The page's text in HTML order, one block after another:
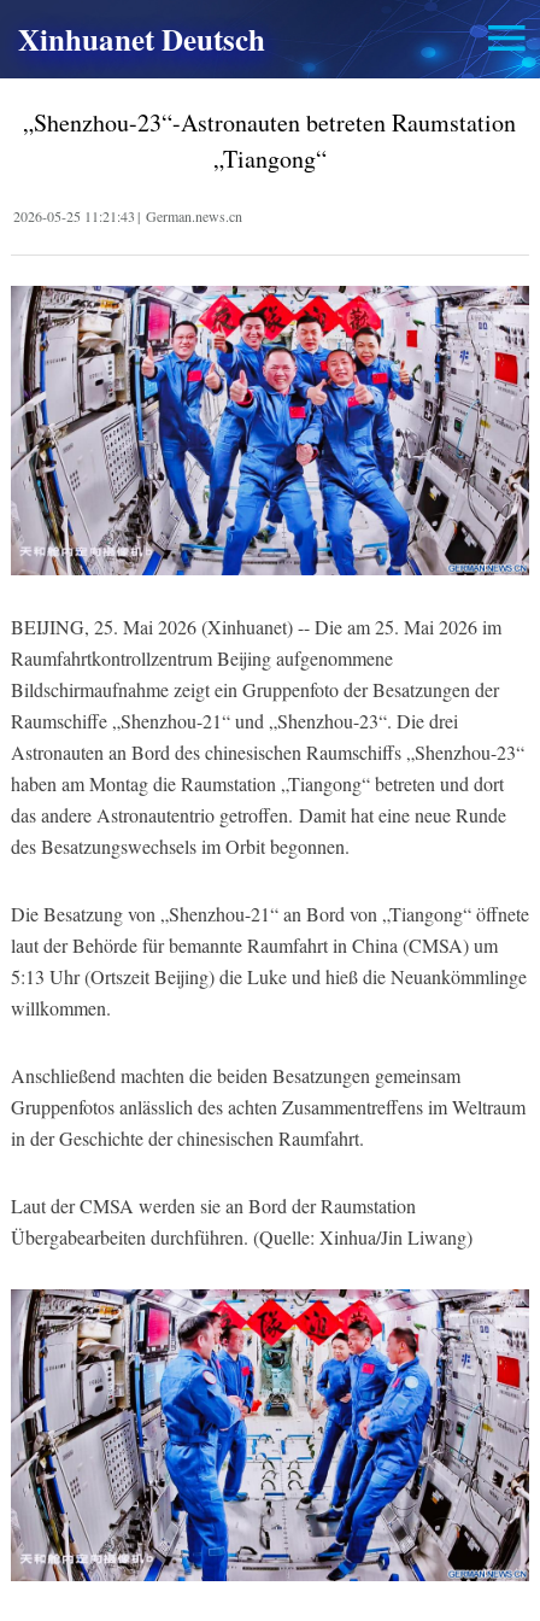
Xinhuanet Deutsch
„Shenzhou-23“-Astronauten betreten Raumstation
„Tiangong“
2026-05-25 11:21:43| German.news.cn
BEIJING, 25. Mai 2026 (Xinhuanet) -- Die am 25. Mai 2026 im
Raumfahrtkontrollzentrum Beijing aufgenommene
Bildschirmaufnahme zeigt ein Gruppenfoto der Besatzungen der
Raumschiffe „Shenzhou-21“ und „Shenzhou-23“. Die drei
Astronauten an Bord des chinesischen Raumschiffs „Shenzhou-23“
haben am Montag die Raumstation „Tiangong“ betreten und dort
das andere Astronautentrio getroffen. Damit hat eine neue Runde
des Besatzungswechsels im Orbit begonnen.
Die Besatzung von „Shenzhou-21“ an Bord von „Tiangong“ öffnete
laut der Behörde für bemannte Raumfahrt in China (CMSA) um
5:13 Uhr (Ortszeit Beijing) die Luke und hieß die Neuankömmlinge
willkommen.
Anschließend machten die beiden Besatzungen gemeinsam
Gruppenfotos anlässlich des achten Zusammentreffens im Weltraum
in der Geschichte der chinesischen Raumfahrt.
Laut der CMSA werden sie an Bord der Raumstation
Übergabearbeiten durchführen. (Quelle: Xinhua/Jin Liwang)